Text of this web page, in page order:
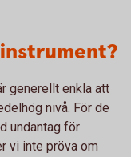
generellt enkla att
nivå. För de
undantag för
vi inte pröva om